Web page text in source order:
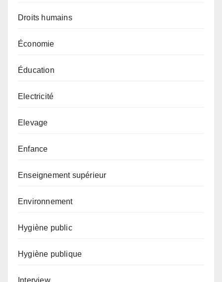
Droits humains
Économie
Éducation
Electricité
Elevage
Enfance
Enseignement supérieur
Environnement
Hygiène public
Hygiène publique